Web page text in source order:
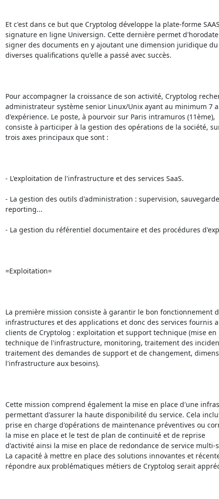
Et c'est dans ce but que Cryptolog développe la plate-forme
signature en ligne Universign. Cette dernière permet
signer des documents en y ajoutant une dimension juridique
diverses qualifications qu'elle a passé avec succès.
Pour accompagner la croissance de son activité, Cryptolog
administrateur système senior Linux/Unix ayant au minimum 7
d'expérience. Le poste, à pourvoir sur Paris intramuros (11ème),
consiste à participer à la gestion des opérations de la société,
trois axes principaux que sont :
- L'exploitation de l'infrastructure et des services SaaS.
- La gestion des outils d'administration : supervision,
reporting...
- La gestion du référentiel documentaire et des procédures
=Exploitation=
La première mission consiste à garantir le bon fonctionnement
infrastructures et des applications et donc des services fournis
clients de Cryptolog : exploitation et support technique (mise en
technique de l'infrastructure, monitoring, traitement des
traitement des demandes de support et de changement,
l'infrastructure aux besoins).
Cette mission comprend également la mise en place d'une
permettant d'assurer la haute disponibilité du service. Cela
prise en charge d'opérations de maintenance préventives ou
la mise en place et le test de plan de continuité et de reprise
d'activité ainsi la mise en place de redondance de service multi-
La capacité à mettre en place des solutions innovantes et
répondre aux problématiques métiers de Cryptolog serait